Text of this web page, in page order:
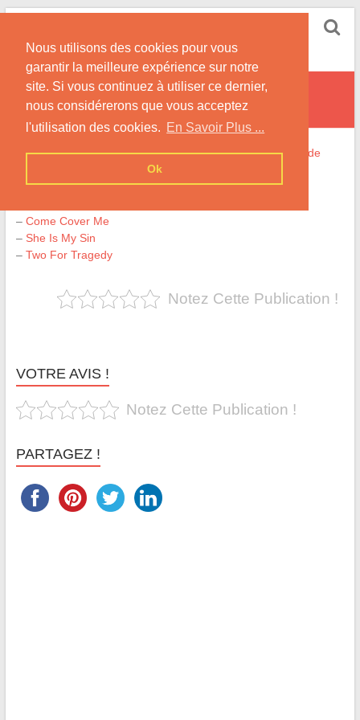
Nous utilisons des cookies pour vous
garantir la meilleure expérience sur notre
site. Si vous continuez à utiliser ce dernier,
nous considérerons que vous acceptez
l'utilisation des cookies. En Savoir Plus ...
Ok
Skip
content
Site Consacré à Nightwish avec la Chanteuse Tarja
Wishmaster
Home»La Discographie»Traductions et Interprétations de
– Come Cover Me
– She Is My Sin
– Two For Tragedy
Notez Cette Publication !
VOTRE AVIS !
Notez Cette Publication !
PARTAGEZ !